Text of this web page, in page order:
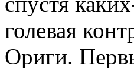
голевая
Ориги.